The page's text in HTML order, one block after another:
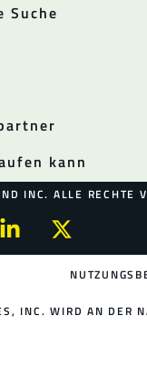
Suche
kann
INC. ALLE RECHTE
INC. WIRD AN DER